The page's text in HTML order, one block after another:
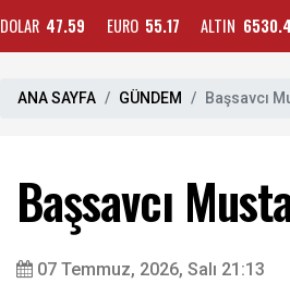
DOLAR 47.59 EURO 55.17 ALTIN 6530.4
ANA SAYFA GÜNDEM Başsavcı
Başsavcı
07 Temmuz, 2026, Salı 21:13